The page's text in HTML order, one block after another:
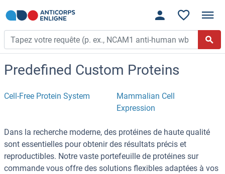
Predefined Custom Proteins
Cell-Free Protein System
Mammalian Cell
Expression
Dans la recherche moderne, des protéines de haute qualité
sont essentielles pour obtenir des résultats précis et
reproductibles. Notre vaste portefeuille de protéines sur
commande vous offre des solutions flexibles adaptées à vos